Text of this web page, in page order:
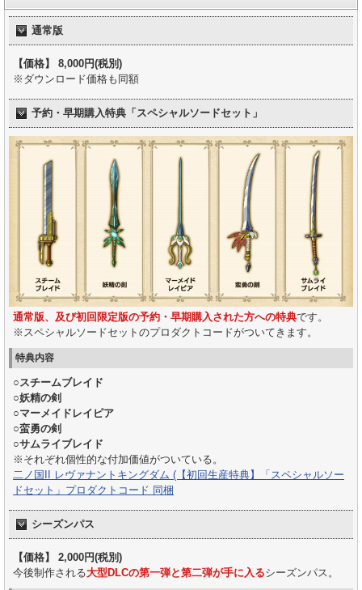
通常版
【価格】 8,000円(税別)
※ダウンロード価格も同額
予約・早期購入特典「スペシャルソードセット」
通常版、及び初回限定版の予約・早期購入された方への特典です。
※スペシャルソードセットのプロダクトコードがついてきます。
特典内容
○スチームブレイド
○妖精の剣
○マーメイドレイピア
○蛮勇の剣
○サムライブレイド
※それぞれ個性的な付加価値がついている。
二ノ国II レヴァナントキングダム (【初回生産特典】「スペシャルソー
ドセット」プロダクトコード 同梱
シーズンパス
【価格】 2,000円(税別)
今後制作される大型DLCの第一弾と第二弾が手に入るシーズンパス。